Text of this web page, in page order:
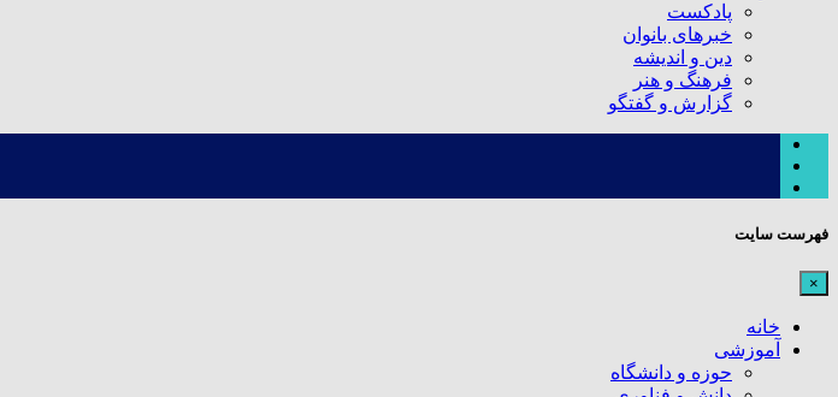
پادکست
خبرهای بانوان
دین و اندیشه
فرهنگ و هنر
گزارش و گفتگو
فهرست سایت
×
خانه
آموزشی
حوزه و دانشگاه